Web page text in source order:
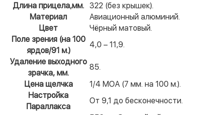
Длина прицела,мм. 322 (без крышек).
Материал
Авиационный алюминий.
Цвет
Чёрный матовый.
Поле зрения (на 100
ярдов/91 м.)
4,0 – 11,9.
Удаление выходного
зрачка, мм.
85.
Цена щелчка
1/4 МОА (7 мм. на 100 м.).
Настройка
Параллакса
От 9,1 до бесконечности.